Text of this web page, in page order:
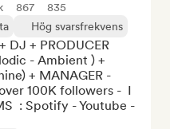
867
835
Hög svarsfrekvens
DJ + PRODUCER
- Ambient ) +
+ MANAGER -
100K followers -  I
: Spotify - Youtube -